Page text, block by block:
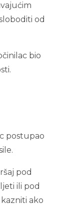
od
bio
postupao
pod
ili pod
ako